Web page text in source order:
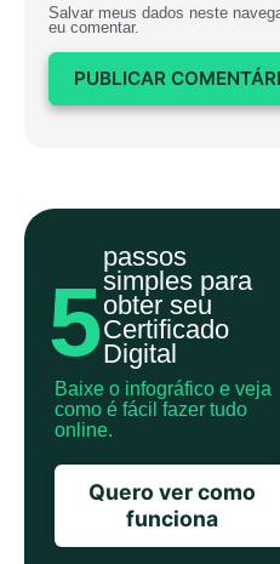
Salvar meus dados neste
eu comentar.
5
passos
simples para
obter seu
Certificado
Digital
Baixe o infográfico e veja
como é fácil fazer tudo
online.
Quero ver como
funciona